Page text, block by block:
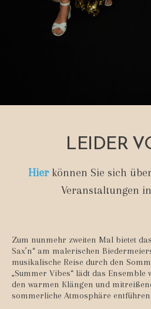
Zum nunmehr zweiten Mal bietet
Sax’n“ am malerischen
musikalische Reise durch den
„Summer Vibes“ lädt das Ensemble
den warmen Klängen und
sommerliche Atmosphäre entführen
LEIDER
Hierkönnen Sie sich
Veranstaltungen